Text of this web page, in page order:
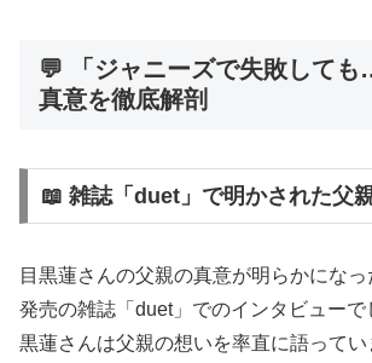
💬 「ジャニーズで失敗して
真意を徹底解剖
📖 雑誌「duet」で明かされた父
目黒蓮さんの父親の真意が明らかにな
発売の雑誌「duet」でのインタビューで
黒蓮さんは父親の想いを率直に語ってい